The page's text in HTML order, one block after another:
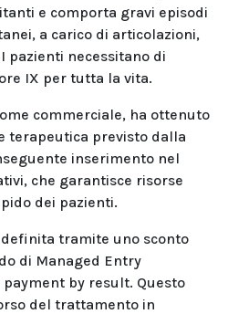
e comporta gravi episodi
a carico di articolazioni,
pazienti necessitano di
IX per tutta la vita.
commerciale, ha ottenuto
terapeutica previsto dalla
inserimento nel
che garantisce risorse
dei pazienti.
tramite uno sconto
di Managed Entry
by result. Questo
del trattamento in